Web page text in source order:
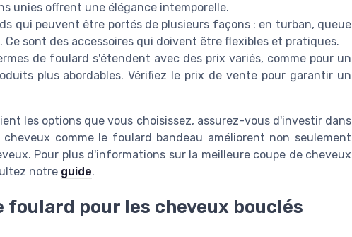
unies offrent une élégance intemporelle.
qui peuvent être portés de plusieurs façons : en turban, queue
Ce sont des accessoires qui doivent être flexibles et pratiques.
de foulard s'étendent avec des prix variés, comme pour un
plus abordables. Vérifiez le prix de vente pour garantir un
les options que vous choisissez, assurez-vous d'investir dans
comme le foulard bandeau améliorent non seulement
Pour plus d'informations sur la meilleure coupe de cheveux
notre guide.
foulard pour les cheveux bouclés